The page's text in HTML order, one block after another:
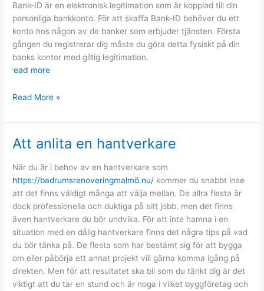
Bank-ID är en elektronisk legitimation som är kopplad till din
personliga bankkonto. För att skaffa Bank-ID behöver du ett
konto hos någon av de banker som erbjuder tjänsten. Första
gången du registrerar dig måste du göra detta fysiskt på din
banks kontor med giltig legitimation.
read more
Digital
i
Read More »
Att anlita en hantverkare
När du är i behov av en hantverkare som
https://badrumsrenoveringmalmö.nu/ kommer du snabbt inse
att det finns väldigt många att välja mellan. De allra flesta är
dock professionella och duktiga på sitt jobb, men det finns
även hantverkare du bör undvika. För att inte hamna i en
situation med en dålig hantverkare finns det några tips på vad
du bör tänka på. De flesta som har bestämt sig för att bygga
om eller påbörja ett annat projekt vill gärna komma igång på
direkten. Men för att resultatet ska bli som du tänkt dig är det
viktigt att du tar en stund och är noga i vilket byggföretag och